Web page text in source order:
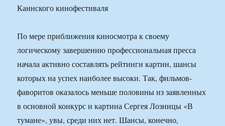
Каннского кинофестиваля
По мере приближения киносмотра к своему
логическому завершению профессиональная пресса
начала активно составлять рейтинги картин, шансы
которых на успех наиболее высоки. Так, фильмов-
фаворитов оказалось меньше половины из заявленных
в основной конкурс и картина Сергея Лозницы «В
тумане», увы, среди них нет. Шансы, конечно,